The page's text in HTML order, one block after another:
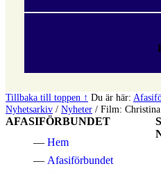
Tillbaka till toppen ↑ Du är här:
Nyhetsarkiv / Nyheter / Film:
AFASIFÖRBUNDET
Hem
Afasiförbundet